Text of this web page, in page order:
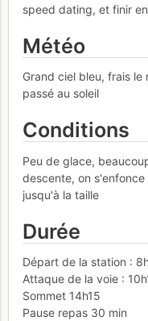
speed dating, et finir
Météo
Grand ciel bleu, frais
passé au soleil
Conditions
Peu de glace,
descente, on s'enfonce
jusqu'à la taille
Durée
Départ de la station :
Attaque de la voie :
Sommet 14h15
Pause repas 30 min